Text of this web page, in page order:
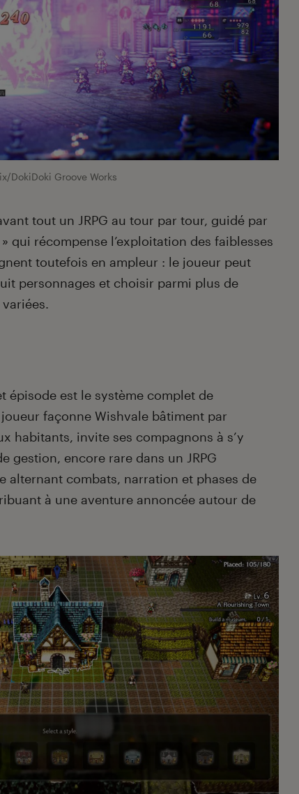
DokiDoki Groove Works
tout un JRPG au tour par tour, guidé par
qui récompense l’exploitation des faiblesses
toutefois en ampleur : le joueur peut
personnages et choisir parmi plus de
épisode est le système complet de
façonne Wishvale bâtiment par
habitants, invite ses compagnons à s’y
gestion, encore rare dans un JRPG
alternant combats, narration et phases de
à une aventure annoncée autour de